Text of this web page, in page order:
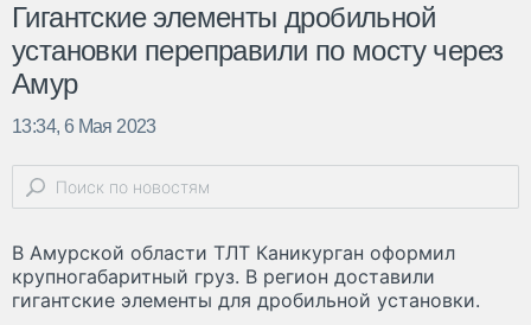
Гигантские элементы дробильной
установки переправили по мосту через
Амур
13:34, 6 Мая 2023
В Амурской области ТЛТ Каникурган оформил
крупногабаритный груз. В регион доставили
гигантские элементы для дробильной установки.